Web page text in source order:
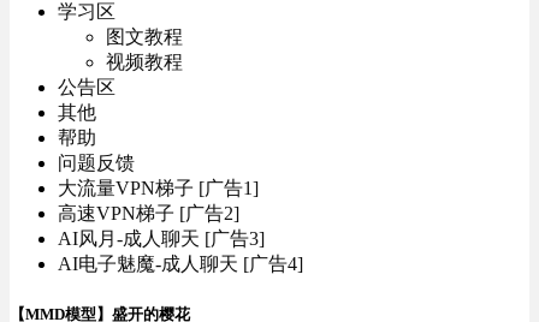
学习区
图文教程
视频教程
公告区
其他
帮助
问题反馈
大流量VPN梯子 [广告1]
高速VPN梯子 [广告2]
AI风月-成人聊天 [广告3]
AI电子魅魔-成人聊天 [广告4]
【MMD模型】盛开的樱花